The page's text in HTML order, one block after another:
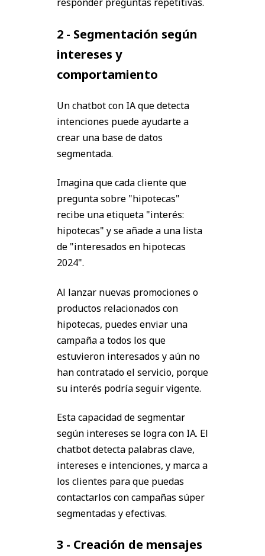
2 - Segmentación según
intereses y
comportamiento
Un chatbot con IA que detecta
intenciones puede ayudarte a
crear una base de datos
segmentada.
Imagina que cada cliente que
pregunta sobre "hipotecas"
recibe una etiqueta "interés:
hipotecas" y se añade a una lista
de "interesados en hipotecas
2024".
Al lanzar nuevas promociones o
productos relacionados con
hipotecas, puedes enviar una
campaña a todos los que
estuvieron interesados y aún no
han contratado el servicio, porque
su interés podría seguir vigente.
Esta capacidad de segmentar
según intereses se logra con IA. El
chatbot detecta palabras clave,
intereses e intenciones, y marca a
los clientes para que puedas
contactarlos con campañas súper
segmentadas y efectivas.
3 - Creación de mensajes